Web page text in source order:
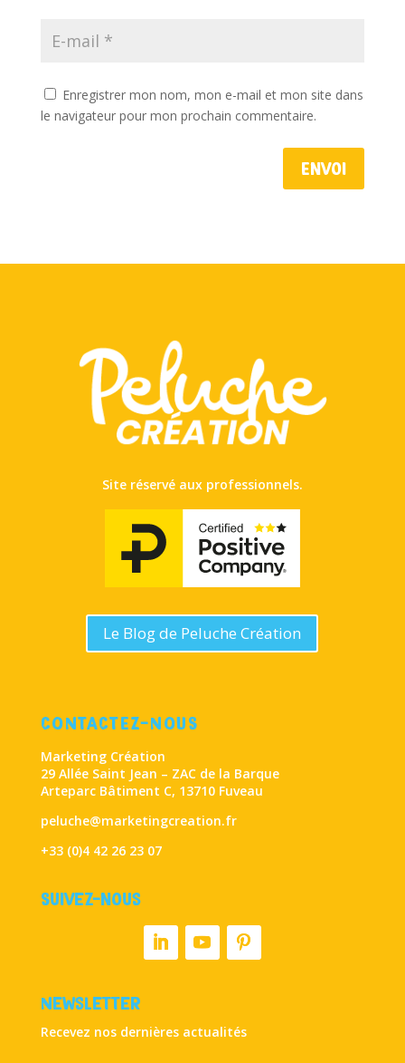
Enregistrer mon nom, mon e-mail et mon site dans
le navigateur pour mon prochain commentaire.
Envoi
Site réservé aux professionnels.
Le Blog de Peluche Création
CONTACTEZ-NOUS
Marketing Création
29 Allée Saint Jean – ZAC de la Barque
Arteparc Bâtiment C, 13710 Fuveau
peluche@marketingcreation.fr
+33 (0)4 42 26 23 07
Suivez-nous
Newsletter
Recevez nos dernières actualités